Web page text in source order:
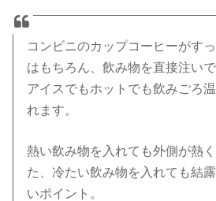
コンビニのカップコーヒーがす
はもちろん、飲み物を直接注い
アイスでもホットでも飲みごろ
れます。
熱い飲み物を入れても外側が熱
た、冷たい飲み物を入れても結
いポイント。